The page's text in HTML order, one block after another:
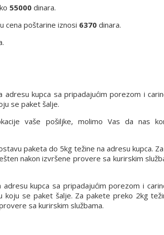
55000 dinara.
cena poštarine iznosi 6370 dinara.
kupca sa pripadajućim porezom i
se paket šalje.
vaše pošiljke, molimo Vas da nas
paketa do 5kg težine na adresu kupca.
nakon izvršene provere sa kurirskim
kupca sa pripadajućim porezom i
se paket šalje. Za pakete preko 2kg
sa kurirskim službama.